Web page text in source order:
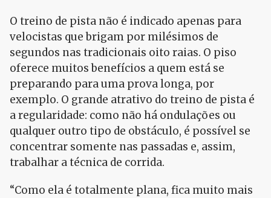
O treino de pista não é indicado apenas para
velocistas que brigam por milésimos de
segundos nas tradicionais oito raias. O piso
oferece muitos benefícios a quem está se
preparando para uma prova longa, por
exemplo. O grande atrativo do treino de pista é
a regularidade: como não há ondulações ou
qualquer outro tipo de obstáculo, é possível se
concentrar somente nas passadas e, assim,
trabalhar a técnica de corrida.
“Como ela é totalmente plana, fica muito mais